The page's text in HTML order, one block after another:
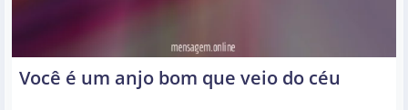
Você é um anjo bom que veio do céu